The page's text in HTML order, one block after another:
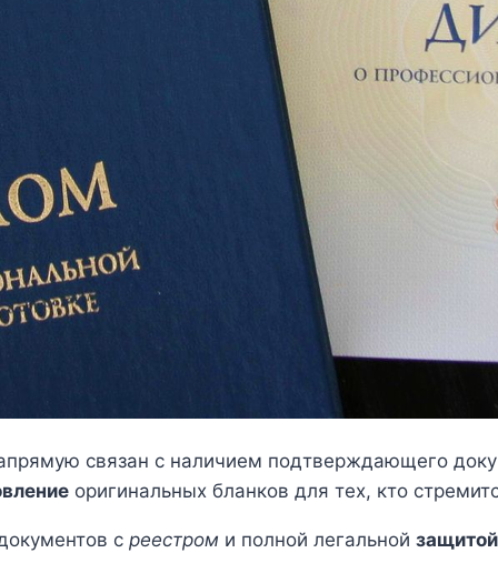
связан с наличием подтверждающего
оригинальных бланков для тех, кто
с реестром и полной легальной защитой